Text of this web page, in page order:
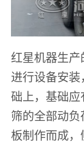
红星机器生
进行设备安
础上，基础
筛的全部动
板制作而成